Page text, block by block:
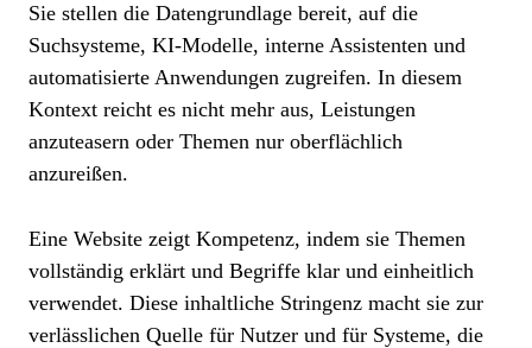
Sie stellen die Datengrundlage bereit, auf die
Suchsysteme, KI-Modelle, interne Assistenten und
automatisierte Anwendungen zugreifen. In diesem
Kontext reicht es nicht mehr aus, Leistungen
anzuteasern oder Themen nur oberflächlich
anzureißen.
Eine Website zeigt Kompetenz, indem sie Themen
vollständig erklärt und Begriffe klar und einheitlich
verwendet. Diese inhaltliche Stringenz macht sie zur
verlässlichen Quelle für Nutzer und für Systeme, die